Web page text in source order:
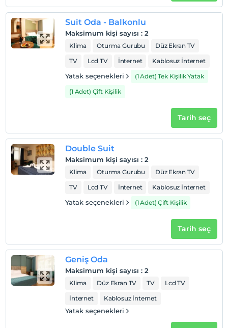
Otel koşulları
Check/in
En erken saat 14:00 ve sonrası
Evcil hayvan kabul edilmemektedir.
Çocuklar
2 yaşına kadar olan bebekler ücretsizdir.
Her bir oda için 6 yaşına kadar 1 çocuk ücretsizdir
Suit Oda - Balkonlu
Maksimum kişi sayısı : 2
Klima Oturma Gurubu
Düz Ekran TV
TV
Lcd TV İnternet Kablosuz İnternet
Yatak seçenekleri
(1 Adet) Tek Kişilik Yatak
(1 Adet) Çift Kişilik
Tarih seç
Double Suit
Maksimum kişi sayısı : 2
Klima Oturma Gurubu
Düz Ekran TV
TV
Lcd TV İnternet Kablosuz İnternet
Yatak seçenekleri (1 Adet) Çift Kişilik
Tarih seç
Geniş Oda
Maksimum kişi sayısı : 2
Klima Düz Ekran TV TV
Lcd TV
İnternet
Kablosuz İnternet
Yatak seçenekleri